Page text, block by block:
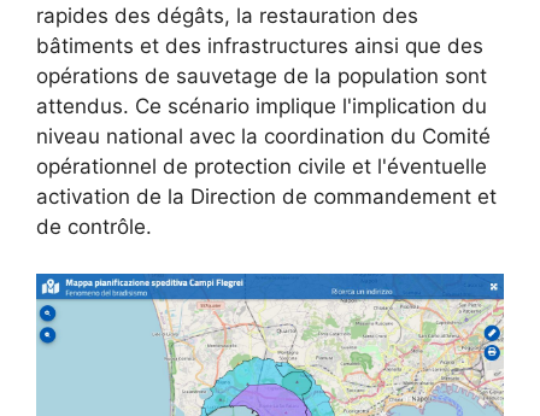
rapides des dégâts, la restauration des
bâtiments et des infrastructures ainsi que des
opérations de sauvetage de la population sont
attendus. Ce scénario implique l'implication du
niveau national avec la coordination du Comité
opérationnel de protection civile et l'éventuelle
activation de la Direction de commandement et
de contrôle.